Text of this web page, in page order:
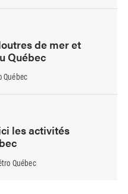
de mer et
Québec
Québec
les activités
Québec